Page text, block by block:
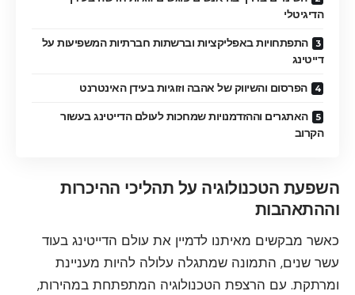
הדיגיטלי
התפתחויות באפליקציות וברשתות חברתיות המשפיעות על
דייטינג
הפרסום והשיווק של אהבה וזוגיות בעידן האינטרנט
האתגרים וההזדמנויות שמחכות לעולם הדייטינג בעשור
הקרוב
השפעת הטכנולוגיה על תהליכי ההיכרות
וההתאהבות
כאשר מבקשים מאיתנו לדמיין את עולם הדייטינג בעוד
עשר שנים, התמונה שמתגלה עלולה להיות מעניינת
ומרתקת. עם הרצפת הטכנולוגיה המתפתחת במהירות,